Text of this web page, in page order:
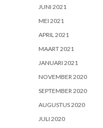
JUNI 2021
MEI 2021
APRIL 2021
MAART 2021
JANUARI 2021
NOVEMBER 2020
SEPTEMBER 2020
AUGUSTUS 2020
JULI 2020